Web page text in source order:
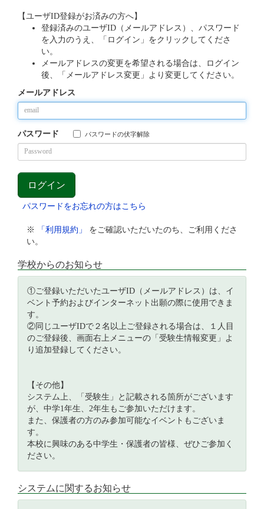
【ユーザID登録がお済みの方へ】
登録済みのユーザID（メールアドレス）、パスワード
を入力のうえ、「ログイン」をクリックしてくださ
い。
メールアドレスの変更を希望される場合は、ログイン
後、「メールアドレス変更」より変更してください。
メールアドレス
パスワード パスワードの伏字解除
パスワードをお忘れの方はこちら
※ 「利用規約」
をご確認いただいたのち、ご利用くださ
い。
学校からのお知らせ
①ご登録いただいたユーザID（メールアドレス）は、イ
ベント予約およびインターネット出願の際に使用できま
す。
②同じユーザIDで２名以上ご登録される場合は、１人目
のご登録後、画面右上メニューの「受験生情報変更」よ
り追加登録してください。
【その他】
システム上、「受験生」と記載される箇所がございます
が、中学1年生、2年生もご参加いただけます。
また、保護者の方のみ参加可能なイベントもございま
す。
本校に興味のある中学生・保護者の皆様、ぜひご参加く
ださい。
システムに関するお知らせ